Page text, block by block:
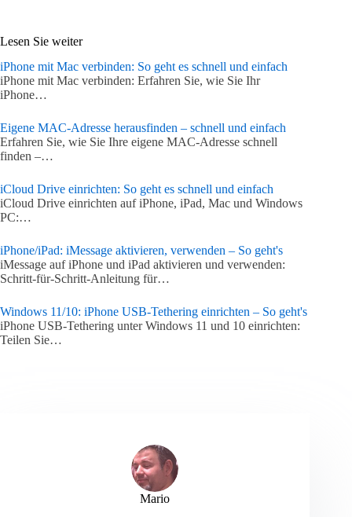
Lesen Sie weiter
iPhone mit Mac verbinden: So geht es schnell und einfach
iPhone mit Mac verbinden: Erfahren Sie, wie Sie Ihr
iPhone…
Eigene MAC-Adresse herausfinden – schnell und einfach
Erfahren Sie, wie Sie Ihre eigene MAC-Adresse schnell
finden –…
iCloud Drive einrichten: So geht es schnell und einfach
iCloud Drive einrichten auf iPhone, iPad, Mac und Windows
PC:…
iPhone/iPad: iMessage aktivieren, verwenden – So geht's
iMessage auf iPhone und iPad aktivieren und verwenden:
Schritt-für-Schritt-Anleitung für…
Windows 11/10: iPhone USB-Tethering einrichten – So geht's
iPhone USB-Tethering unter Windows 11 und 10 einrichten:
Teilen Sie…
Mario